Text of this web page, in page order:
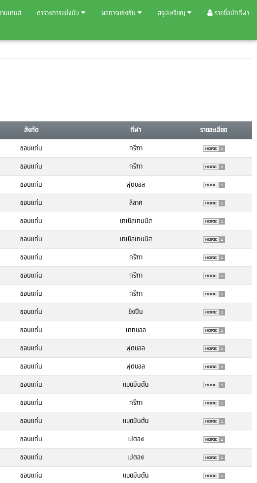
มเกมส์ ตารางการแข่งขัน ผลการแข่งขัน สรุปเหรียญ รายชื่อนักกีฬา
สังกัด กีฬา
รายละเอียด
ขอนแก่น
กรีฑา
ขอนแก่น
กรีฑา
ขอนแก่น
ฟุตบอล
ขอนแก่น
ลีลาศ
ขอนแก่น
เทเบิลเทนนิส
ขอนแก่น
เทเบิลเทนนิส
ขอนแก่น
กรีฑา
ขอนแก่น
กรีฑา
ขอนแก่น
กรีฑา
ขอนแก่น
ยิงปืน
ขอนแก่น
เกทบอล
ขอนแก่น
ฟุตบอล
ขอนแก่น
ฟุตบอล
ขอนแก่น
แบดมินตัน
ขอนแก่น
กรีฑา
ขอนแก่น
แบดมินตัน
ขอนแก่น
เปตอง
ขอนแก่น
เปตอง
ขอนแก่น
แบดมินตัน